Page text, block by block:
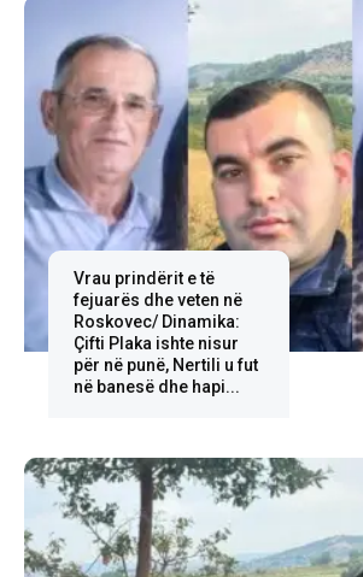
Vrau prindërit e të
fejuarës dhe veten në
Roskovec/ Dinamika:
Çifti Plaka ishte nisur
për në punë, Nertili u fut
në banesë dhe hapi...